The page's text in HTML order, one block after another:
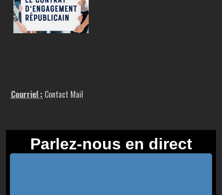
Courriel : Contact Mail